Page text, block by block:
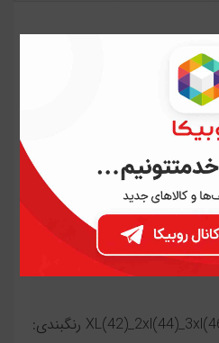
راسته) جیبدار کد 884
بینظیر مثل گاباردین
105 عرض دمپای شلوار: 26 الی 28 (عرض یک طرف شلوار
دور تا دور بخواید درنظربگیرید اعداد ضربدر ۲ میشه) کمر شلوار
XL(42)_2xl(44)_3xl(46)_4xl(48)_5xl(50)_6xl(52) رنگبندی: